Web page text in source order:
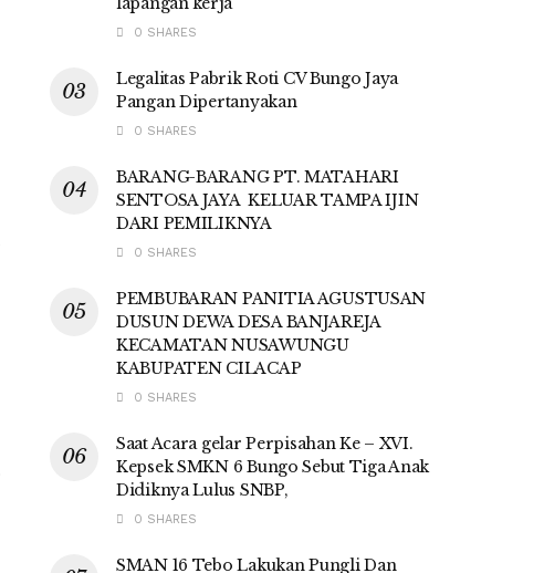
0 SHARES
Legalitas Pabrik Roti CV Bungo Jaya
Pangan Dipertanyakan
0 SHARES
BARANG-BARANG PT. MATAHARI
SENTOSA JAYA KELUAR TAMPA IJIN
DARI PEMILIKNYA
0 SHARES
PEMBUBARAN PANITIA AGUSTUSAN
DUSUN DEWA DESA BANJAREJA
KECAMATAN NUSAWUNGU
KABUPATEN CILACAP
0 SHARES
Saat Acara gelar Perpisahan Ke – XVI.
Kepsek SMKN 6 Bungo Sebut Tiga Anak
Didiknya Lulus SNBP,
0 SHARES
SMAN 16 Tebo Lakukan Pungli Dan